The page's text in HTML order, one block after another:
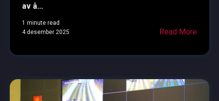
av å...
1 minute read
4 desember 2025
Read More